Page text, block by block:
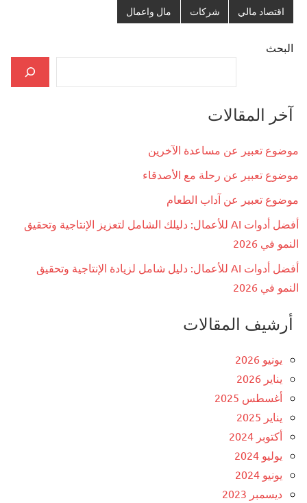
اقتصاد مالي شركات مال واعمال
البحث
آخر المقالات
موضوع تعبير عن مساعدة الآخرين
موضوع تعبير عن رحلة مع الأصدقاء
موضوع تعبير عن آداب الطعام
أفضل أدوات AI للأعمال: دليلك الشامل لتعزيز الإنتاجية وتحقيق
النمو في 2026
أفضل أدوات AI للأعمال: دليل شامل لزيادة الإنتاجية وتحقيق
النمو في 2026
أرشيف المقالات
يونيو 2026
يناير 2026
أغسطس 2025
يناير 2025
أكتوبر 2024
يوليو 2024
يونيو 2024
ديسمبر 2023